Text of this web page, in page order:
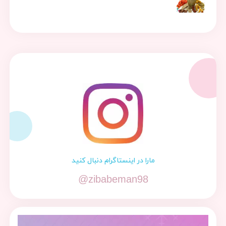
مارا در اینستاگرام دنبال کنید
@zibabeman98